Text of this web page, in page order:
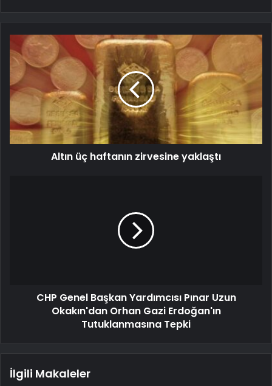
Altın üç haftanın zirvesine yaklaştı
CHP Genel Başkan Yardımcısı Pınar Uzun
Okakın'dan Orhan Gazi Erdoğan'ın
Tutuklanmasına Tepki
İlgili Makaleler